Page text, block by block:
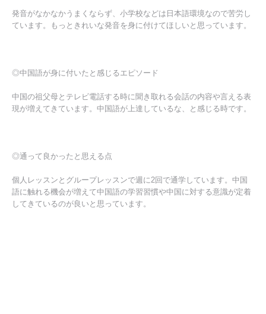
発音がなかなかうまくならず、小学校などは日本語環境なので苦労し
ています。もっときれいな発音を身に付けてほしいと思っています。
◎中国語が身に付いたと感じるエピソード
中国の祖父母とテレビ電話する時に聞き取れる会話の内容や言える表
現が増えてきています。中国語が上達しているな、と感じる時です。
◎通って良かったと思える点
個人レッスンとグループレッスンで週に2回で通学しています。中国
語に触れる機会が増えて中国語の学習習慣や中国に対する意識が定着
してきているのが良いと思っています。